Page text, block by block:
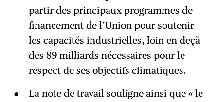
partir des principaux programmes de
financement de l’Union pour soutenir
les capacités industrielles, loin en deçà
des 89 milliards nécessaires pour le
respect de ses objectifs climatiques.
La note de travail souligne ainsi que « le